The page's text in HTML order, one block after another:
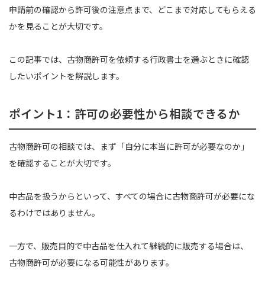
申請前の確認から許可後の注意点まで、どこまで対応してもらえる
かを見ることが大切です。
この記事では、古物商許可を依頼する行政書士を選ぶときに確認
したいポイントを解説します。
ポイント1：許可の必要性から相談できるか
古物商許可の相談では、まず「自分に本当に許可が必要なのか」
を確認することが大切です。
中古品を扱うからといって、すべての場合に古物商許可が必要にな
るわけではありません。
一方で、販売目的で中古品を仕入れて継続的に販売する場合は、
古物商許可が必要になる可能性があります。